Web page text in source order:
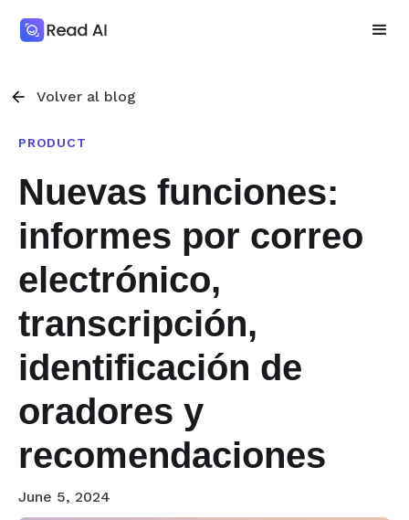
Volver al blog
PRODUCT
Nuevas funciones:
informes por correo
electrónico,
transcripción,
identificación de
oradores y
recomendaciones
June 5, 2024